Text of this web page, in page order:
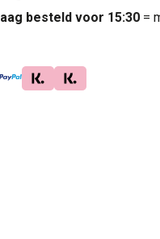
besteld voor 15:30=